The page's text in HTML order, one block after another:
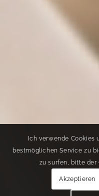
Ich verwende Cookies
bestmöglichen Service zu
zu surfen, bitte der
Akzeptieren